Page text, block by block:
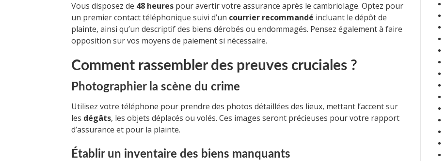
Vous disposez de 48 heures pour avertir votre assurance après le cambriolage. Optez pour
un premier contact téléphonique suivi d’un courrier recommandé incluant le dépôt de
plainte, ainsi qu’un descriptif des biens dérobés ou endommagés. Pensez également à faire
opposition sur vos moyens de paiement si nécessaire.
Comment rassembler des preuves cruciales ?
Photographier la scène du crime
Utilisez votre téléphone pour prendre des photos détaillées des lieux, mettant l’accent sur
les dégâts, les objets déplacés ou volés. Ces images seront précieuses pour votre rapport
d’assurance et pour la plainte.
Établir un inventaire des biens manquants